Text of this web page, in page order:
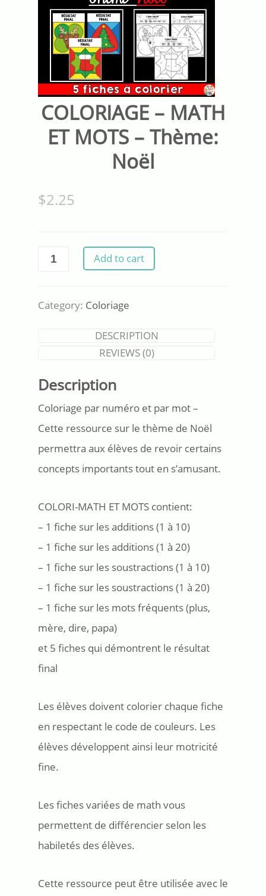
COLORIAGE – MATH
ET MOTS – Thème:
Noël
$2.25
COLORIAGE
ET
quantity
Add to cart
Category: Coloriage
DESCRIPTION
REVIEWS (0)
Description
Coloriage par numéro et par mot –
Cette ressource sur le thème de Noël
permettra aux élèves de revoir certains
concepts importants tout en s’amusant.
COLORI-MATH ET MOTS contient:
– 1 fiche sur les additions (1 à 10)
– 1 fiche sur les additions (1 à 20)
– 1 fiche sur les soustractions (1 à 10)
– 1 fiche sur les soustractions (1 à 20)
– 1 fiche sur les mots fréquents (plus,
mère, dire, papa)
et 5 fiches qui démontrent le résultat
final
Les élèves doivent colorier chaque fiche
en respectant le code de couleurs. Les
élèves développent ainsi leur motricité
fine.
Les fiches variées de math vous
permettent de différencier selon les
habiletés des élèves.
Cette ressource peut être utilisée avec le